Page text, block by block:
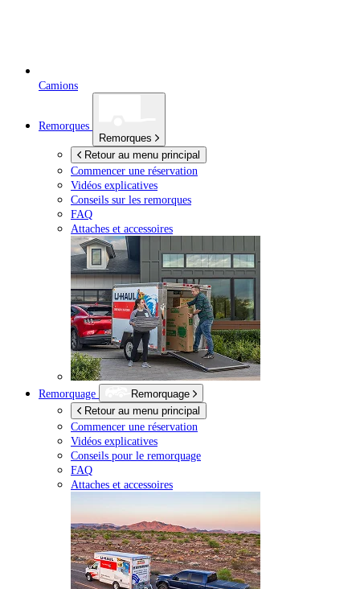
Camions
Remorques
Remorques
Retour au menu principal
Commencer une réservation
Vidéos explicatives
Conseils sur les remorques
FAQ
Attaches et accessoires
Remorquage
Remorquage
Retour au menu principal
Commencer une réservation
Vidéos explicatives
Conseils pour le remorquage
FAQ
Attaches et accessoires